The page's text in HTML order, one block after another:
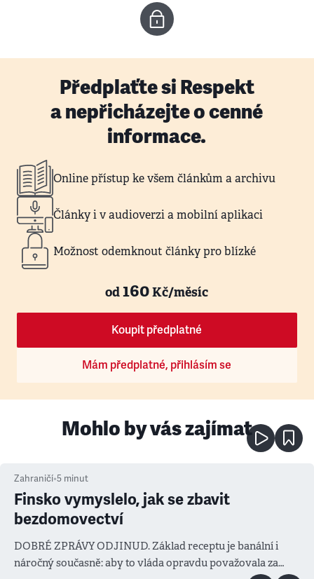
Předplaťte si Respekt
a nepřicházejte o cenné
informace.
Online přístup ke všem článkům a archivu
Články i v audioverzi a mobilní aplikaci
Možnost odemknout články pro blízké
od160Kč/měsíc
Koupit předplatné
Mám předplatné, přihlásím se
Mohlo by vás zajímat
Zahraničí•5 minut
Finsko vymyslelo, jak se zbavit
bezdomovectví
DOBRÉ ZPRÁVY ODJINUD. Základ receptu je banální i
náročný současně: aby to vláda opravdu považovala za